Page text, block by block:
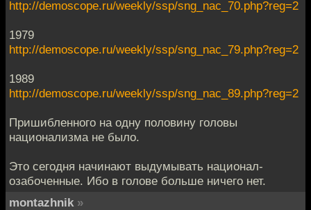
http://demoscope.ru/weekly/ssp/sng_nac_70.php?reg=2
1979
http://demoscope.ru/weekly/ssp/sng_nac_79.php?reg=2
1989
http://demoscope.ru/weekly/ssp/sng_nac_89.php?reg=2
Пришибленного на одну половину головы
национализма не было.
Это сегодня начинают выдумывать национал-
озабоченные. Ибо в голове больше ничего нет.
montazhnik »